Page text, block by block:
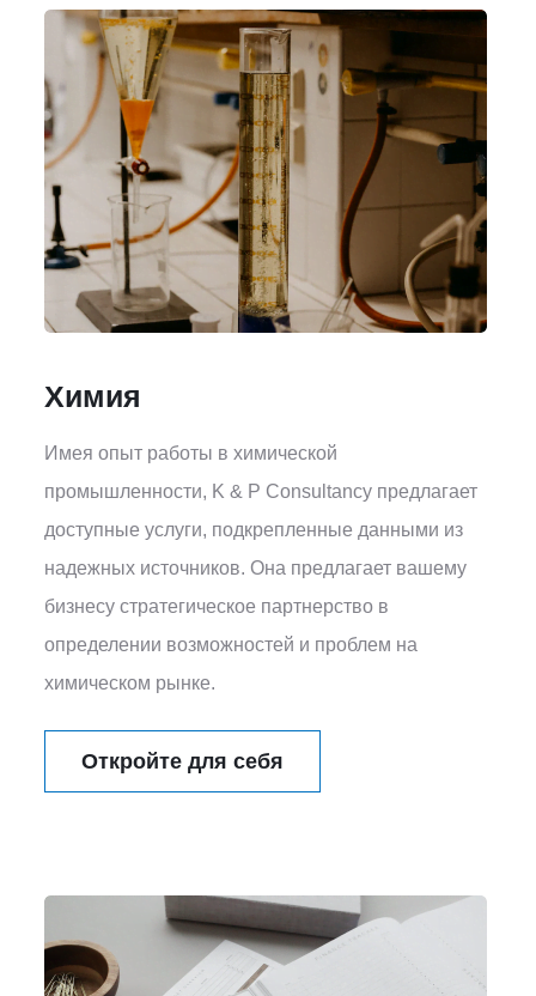
Химия
Имея опыт работы в химической
промышленности, K & P Consultancy предлагает
доступные услуги, подкрепленные данными из
надежных источников. Она предлагает вашему
бизнесу стратегическое партнерство в
определении возможностей и проблем на
химическом рынке.
Откройте для себя